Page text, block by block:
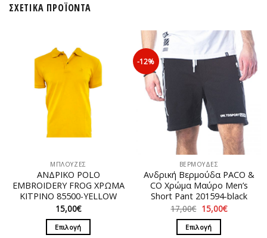
ΣΧΕΤΙΚΆ ΠΡΟΪΌΝΤΑ
ΜΠΛΟΥΖΕΣ
ΑΝΔΡΙΚΟ POLO
EMBROIDERY FROG ΧΡΩΜΑ
ΚΙΤΡΙΝΟ 85500-YELLOW
15,00€
Επιλογή
-12%
ΒΕΡΜΟΥΔΕΣ
Ανδρική Βερμούδα PACO &
CO Χρώμα Μαύρο Men’s
Short Pant 201594-black
17,00€ Original
price
was:
17,00€.
15,00€Η
Επιλογή